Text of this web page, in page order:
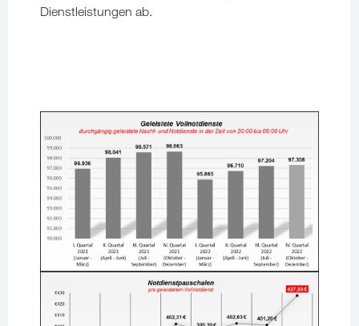
Dienstleistungen ab.